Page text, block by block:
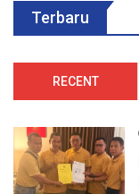
Terbaru
RECENT